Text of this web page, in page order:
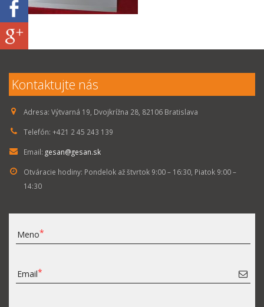
Kontaktujte nás
Adresa: Výtvarná 19, Dvojkrížna 28, 82106 Bratislava
Telefón: +421 2 45 243 139
Email: gesan@gesan.sk
Otváracie hodiny: Pondelok až štvrtok 9:00 – 16:30, Piatok 9:00 –
14:30
Meno
Email